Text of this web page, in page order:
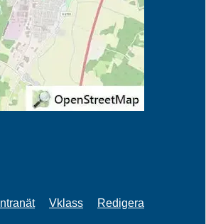
Intranät Vklass Redigera